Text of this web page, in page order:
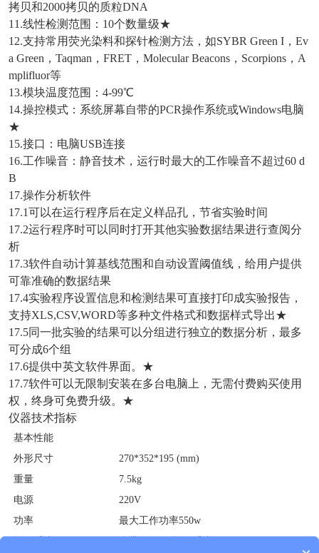
拷贝和2000拷贝的质粒DNA
11.线性检测范围：10个数量级★
12.支持常用荧光染料和探针检测方法，如SYBR Green I，Ev
a Green，Taqman，FRET，Molecular Beacons，Scorpions，A
mplifluor等
13.模块温度范围：4-99℃
14.操控模式：系统屏幕自带的PCR操作系统或Windows电脑
★
15.接口：电脑USB连接
16.工作噪音：静音技术，运行时最大的工作噪音不超过60 d
B
17.操作分析软件
17.1可以在运行程序后在定义样品孔，节省实验时间
17.2运行程序时可以同时打开其他实验数据结果进行查阅分
析
17.3软件自动计算基线范围和自动设置阈值线，给用户提供
可靠准确的数据结果
17.4实验程序设置信息和检测结果可直接打印成实验报告，
支持XLS,CSV,WORD等多种文件格式和数据样式导出★
17.5同一批实验的结果可以分组进行独立的数据分析，最多
可分成6个组
17.6提供中英文软件界面。★
17.7软件可以无限制安装在多台电脑上，无需付费购买使用
权，终身可免费升级。★
仪器技术指标
基本性能
外形尺寸
270*352*195 (mm)
重量
7.5kg
电源
220V
功率
最大工作功率550w